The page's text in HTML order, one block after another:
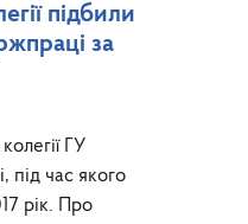
підбили
за
ГУ
під час якого
рік. Про